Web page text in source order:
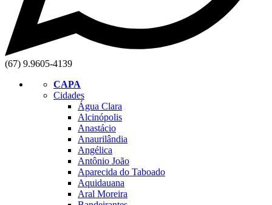
(67) 9.9605-4139
CAPA
Cidades
Água Clara
Alcinópolis
Anastácio
Anaurilândia
Angélica
Antônio João
Aparecida do Taboado
Aquidauana
Aral Moreira